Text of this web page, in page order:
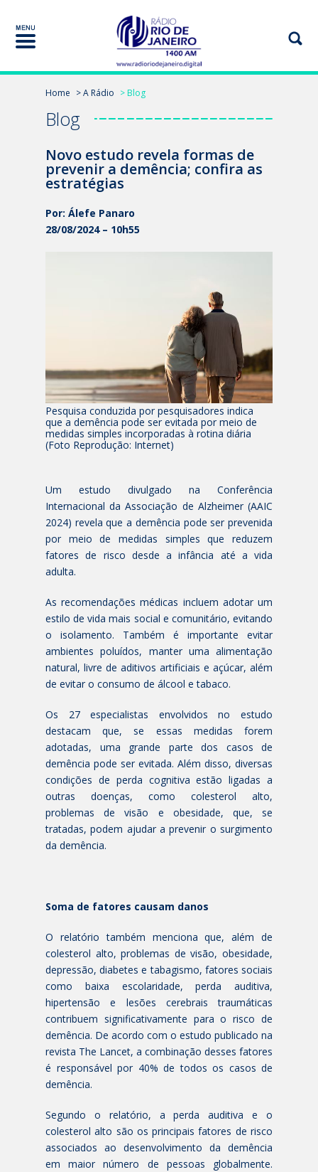
Home > A Rádio > Blog
Blog
Novo estudo revela formas de
prevenir a demência; confira as
estratégias
Por: Álefe Panaro
28/08/2024 – 10h55
Pesquisa conduzida por pesquisadores indica
que a demência pode ser evitada por meio de
medidas simples incorporadas à rotina diária
(Foto Reprodução: Internet)
Um estudo divulgado na Conferência
Internacional da Associação de Alzheimer (AAIC
2024) revela que a demência pode ser prevenida
por meio de medidas simples que reduzem
fatores de risco desde a infância até a vida
adulta.
As recomendações médicas incluem adotar um
estilo de vida mais social e comunitário, evitando
o isolamento. Também é importante evitar
ambientes poluídos, manter uma alimentação
natural, livre de aditivos artificiais e açúcar, além
de evitar o consumo de álcool e tabaco.
Os 27 especialistas envolvidos no estudo
destacam que, se essas medidas forem
adotadas, uma grande parte dos casos de
demência pode ser evitada. Além disso, diversas
condições de perda cognitiva estão ligadas a
outras doenças, como colesterol alto,
problemas de visão e obesidade, que, se
tratadas, podem ajudar a prevenir o surgimento
da demência.
Soma de fatores causam danos
O relatório também menciona que, além de
colesterol alto, problemas de visão, obesidade,
depressão, diabetes e tabagismo, fatores sociais
como baixa escolaridade, perda auditiva,
hipertensão e lesões cerebrais traumáticas
contribuem significativamente para o risco de
demência. De acordo com o estudo publicado na
revista The Lancet, a combinação desses fatores
é responsável por 40% de todos os casos de
demência.
Segundo o relatório, a perda auditiva e o
colesterol alto são os principais fatores de risco
associados ao desenvolvimento da demência
em maior número de pessoas globalmente.